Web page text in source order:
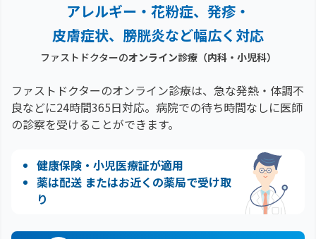
アレルギー・花粉症、 発疹・
皮膚症状、膀胱炎など幅広く対応
ファストドクターのオンライン診療（内科・小児科）
ファストドクターのオンライン診療は、急な発熱・体調不
良などに24時間365日対応。 病院での待ち時間なしに医師
の診察を受けることができます。
健康保険・小児医療証が適用
薬は配送 またはお近くの薬局で受け取
り